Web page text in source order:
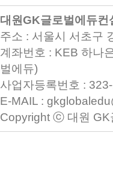
대원GK글로벌에듀
주소 : 서울시 서초구
계좌번호 : KEB 하나
벌에듀)
사업자등록번호 :
E-MAIL :
Copyright ⓒ 대원 GK